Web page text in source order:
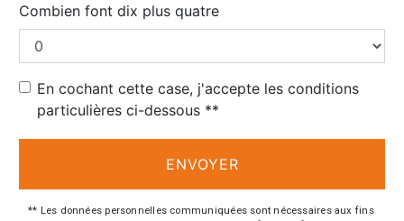
Combien font dix plus quatre
En cochant cette case, j'accepte les conditions
particulières ci-dessous **
ENVOYER
** Les données personnelles communiquées sont nécessaires aux fins